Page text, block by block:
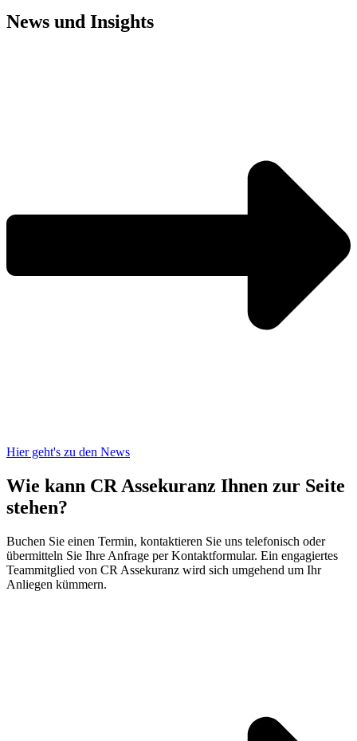
News und Insights
Hier geht's zu den News
Wie kann CR Assekuranz Ihnen zur Seite
stehen?
Buchen Sie einen Termin, kontaktieren Sie uns telefonisch oder
übermitteln Sie Ihre Anfrage per Kontaktformular. Ein engagiertes
Teammitglied von CR Assekuranz wird sich umgehend um Ihr
Anliegen kümmern.